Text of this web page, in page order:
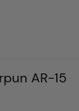
AR-15